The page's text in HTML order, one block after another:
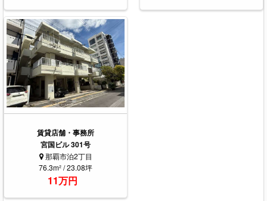
賃貸店舗・事務所
宮国ビル 301号
那覇市泊2丁目
76.3m² / 23.08坪
11万円